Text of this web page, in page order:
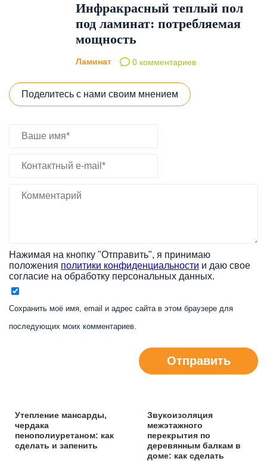
Инфракрасный теплый пол
под ламинат: потребляемая
мощность
Ламинат 0 комментариев
Поделитесь с нами своим мнением
Нажимая на кнопку "Отправить", я принимаю
положения политики конфиденциальности и даю свое
согласие на обработку персональных данных.
Сохранить моё имя, email и адрес сайта в этом браузере для
последующих моих комментариев.
Отправить
Утепление мансарды,
чердака
пенополиуретаном: как
сделать и запенить
Звукоизоляция
межэтажного
перекрытия по
деревянным балкам в
доме: как сделать